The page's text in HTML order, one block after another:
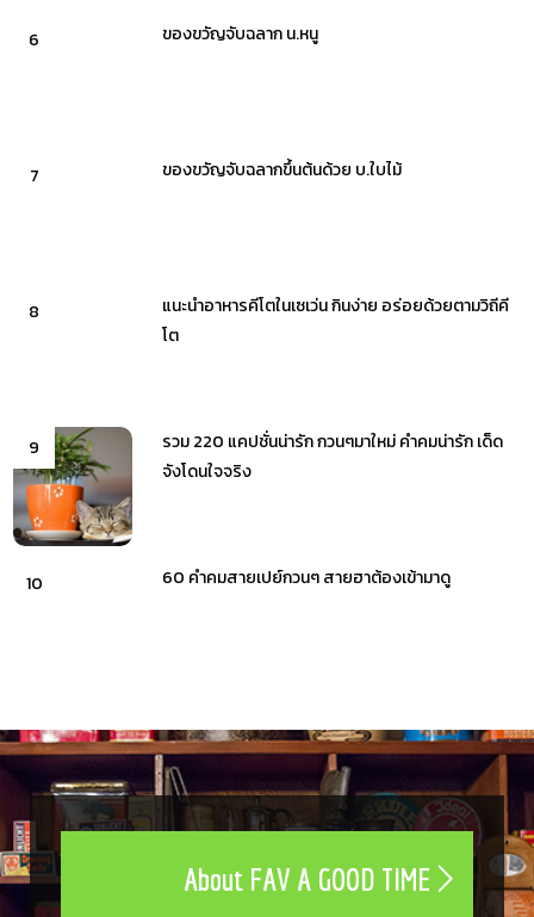
6 ของขวัญจับฉลาก น.หนู
7 ของขวัญจับฉลากขึ้นต้นด้วย บ.ใบไม้
8
แนะนำอาหารคีโตในเซเว่น กินง่าย อร่อยด้วยตามวิถีคี
โต
9
รวม 220 แคปชั่นน่ารัก กวนๆมาใหม่ คำคมน่ารัก เด็ด
จังโดนใจจริง
10 60 คำคมสายเปย์กวนๆ สายฮาต้องเข้ามาดู
About FAV A GOOD TIME